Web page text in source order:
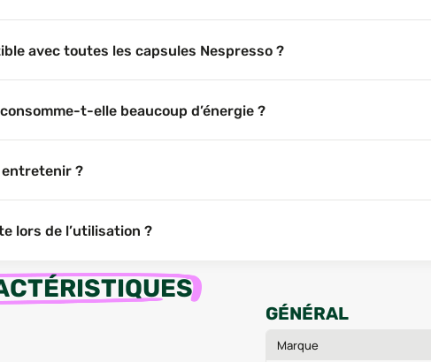
avec toutes les capsules Nespresso ?
t-elle beaucoup d’énergie ?
entretenir ?
lors de l’utilisation ?
GÉNÉRAL
Marque